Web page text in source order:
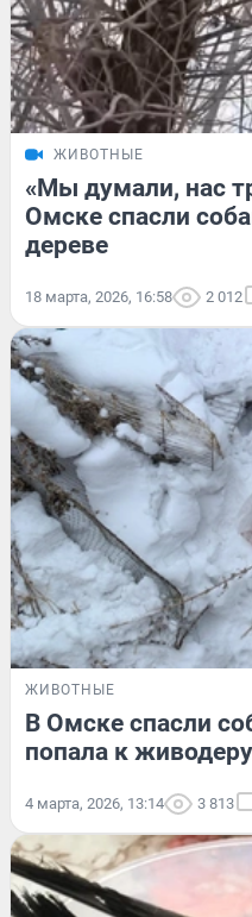
ЖИВОТНЫЕ
«Мы думали, нас
Омске спасли
дереве
18 марта, 2026, 16:58 2 012
ЖИВОТНЫЕ
В Омске спасли
попала к живодеру
4 марта, 2026, 13:14 3 813